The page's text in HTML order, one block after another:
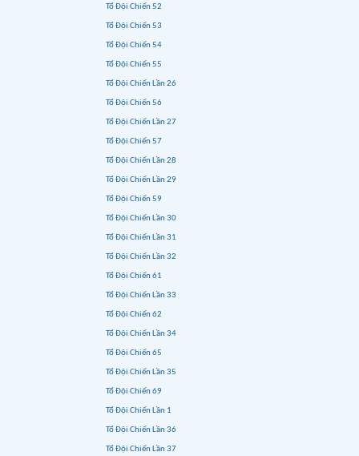
Tổ Đội Chiến 52
Tổ Đội Chiến 53
Tổ Đội Chiến 54
Tổ Đội Chiến 55
Tổ Đội Chiến Lần 26
Tổ Đội Chiến 56
Tổ Đội Chiến Lần 27
Tổ Đội Chiến 57
Tổ Đội Chiến Lần 28
Tổ Đội Chiến Lần 29
Tổ Đội Chiến 59
Tổ Đội Chiến Lần 30
Tổ Đội Chiến Lần 31
Tổ Đội Chiến Lần 32
Tổ Đội Chiến 61
Tổ Đội Chiến Lần 33
Tổ Đội Chiến 62
Tổ Đội Chiến Lần 34
Tổ Đội Chiến 65
Tổ Đội Chiến Lần 35
Tổ Đội Chiến 69
Tổ Đội Chiến Lần 1
Tổ Đội Chiến Lần 36
Tổ Đội Chiến Lần 37